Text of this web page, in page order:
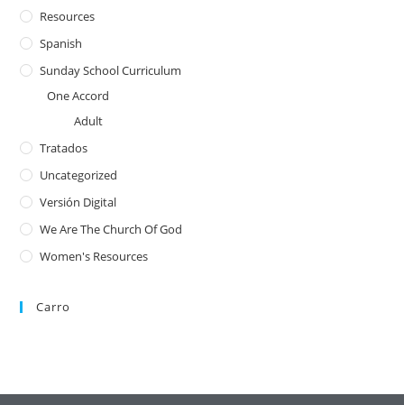
Resources
Spanish
Sunday School Curriculum
One Accord
Adult
Tratados
Uncategorized
Versión Digital
We Are The Church Of God
Women's Resources
Carro